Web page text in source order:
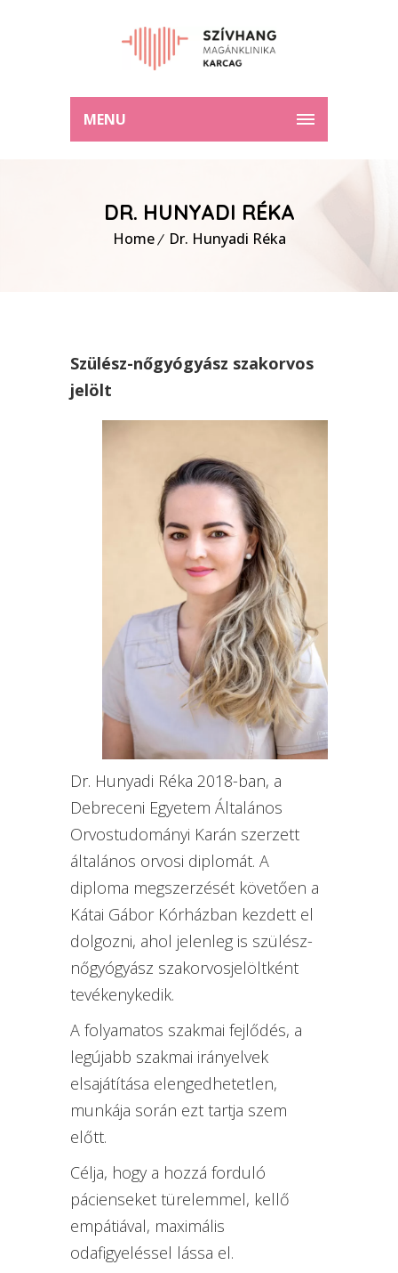
MENU
DR. HUNYADI RÉKA
Home Dr. Hunyadi Réka
Szülész-nőgyógyász szakorvos
jelölt
Dr. Hunyadi Réka 2018-ban, a
Debreceni Egyetem Általános
Orvostudományi Karán szerzett
általános orvosi diplomát. A
diploma megszerzését követően a
Kátai Gábor Kórházban kezdett el
dolgozni, ahol jelenleg is szülész-
nőgyógyász szakorvosjelöltként
tevékenykedik.
A folyamatos szakmai fejlődés, a
legújabb szakmai irányelvek
elsajátítása elengedhetetlen,
munkája során ezt tartja szem
előtt.
Célja, hogy a hozzá forduló
pácienseket türelemmel, kellő
empátiával, maximális
odafigyeléssel lássa el.